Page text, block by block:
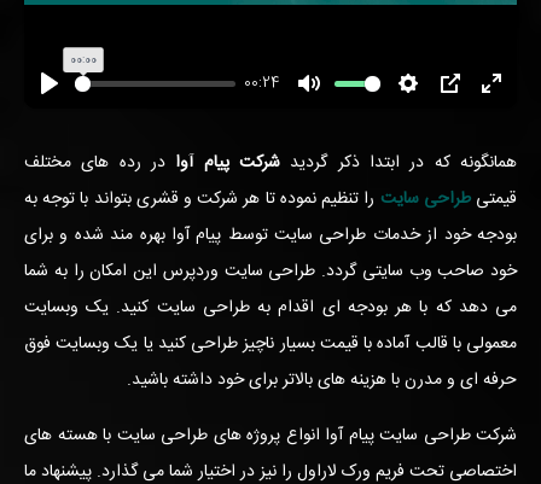
00:00
00:24
شود
همانگونه که در ابتدا ذکر گردید شرکت پیام آوا در رده های مختلف
قیمتیطراحی سایت را تنظیم نموده تا هر شرکت و قشری بتواند با توجه به
بودجه خود از خدمات طراحی سایت توسط پیام آوا بهره مند شده و برای
خود صاحب وب سایتی گردد. طراحی سایت وردپرس این امکان را به شما
می دهد که با هر بودجه ای اقدام به طراحی سایت کنید. یک وبسایت
معمولی با قالب آماده با قیمت بسیار ناچیز طراحی کنید یا یک وبسایت فوق
حرفه ای و مدرن با هزینه های بالاتر برای خود داشته باشید.
شرکت طراحی سایت پیام آوا انواع پروژه های طراحی سایت با هسته های
اختصاصی تحت فریم ورک لاراول را نیز در اختیار شما می گذارد. پیشنهاد ما